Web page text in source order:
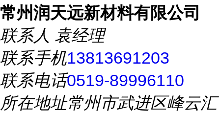
常州润天远新材料有限公司
联系人 袁经理
联系手机13813691203
联系电话0519-89996110
所在地址常州市武进区峰云汇